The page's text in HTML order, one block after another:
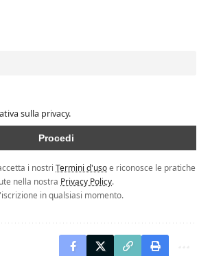
sulla privacy.
i nostri Termini d'usoe riconosce le pratiche
nella nostra Privacy Policy.
in qualsiasi momento.